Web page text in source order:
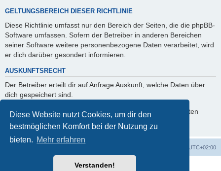
Diese Website nutzt Cookies, um dir den
bestmöglichen Komfort bei der Nutzung zu
bieten. Mehr erfahren
Verstanden!
GELTUNGSBEREICH DIESER RICHTLINIE
Diese Richtlinie umfasst nur den Bereich der Seiten, die die phpBB-
Software umfassen. Sofern der Betreiber in anderen Bereichen
seiner Software weitere personenbezogene Daten verarbeitet, wird
er dich darüber gesondert informieren.
AUSKUNFTSRECHT
Der Betreiber erteilt dir auf Anfrage Auskunft, welche Daten über
dich gespeichert sind.
Du kannst jederzeit die Löschung bzw. Sperrung deiner Daten
verlangen. Kontaktiere hierzu bitte den Betreiber.
UTC+02:00
Powered byphpBB® Forum Software © phpBB Limited